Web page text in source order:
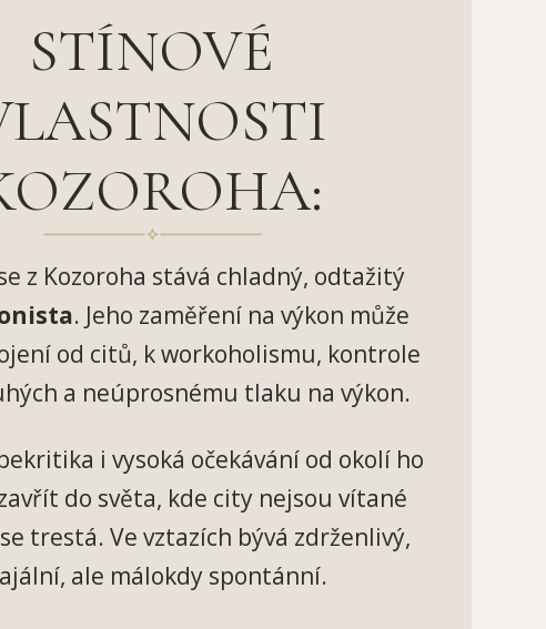
STÍNOVÉ
z Kozoroha stává chladný, odtažitý
. Jeho zaměření na výkon může
od citů, k workoholismu, kontrole
a neúprosnému tlaku na výkon.
i vysoká očekávání od okolí ho
do světa, kde city nejsou vítané
trestá. Ve vztazích bývá zdrženlivý,
ale málokdy spontánní.